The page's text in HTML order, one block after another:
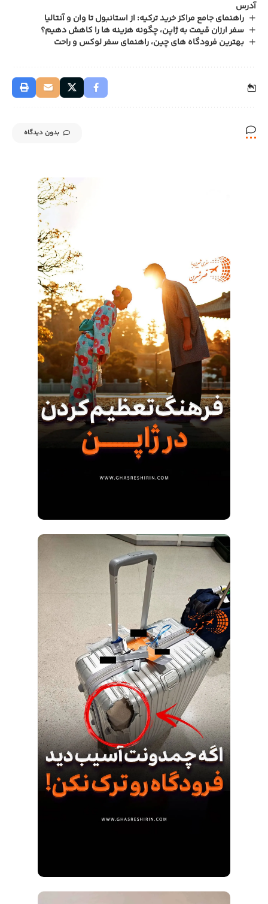
آدرس
راهنمای جامع مراکز خرید ترکیه: از استانبول تا وان و آنتالیا
سفر ارزان قیمت به ژاپن، چگونه هزینه‌ ها را کاهش دهیم؟
بهترین فرودگاه‌ های چین، راهنمای سفر لوکس و راحت
بدون دیدگاه